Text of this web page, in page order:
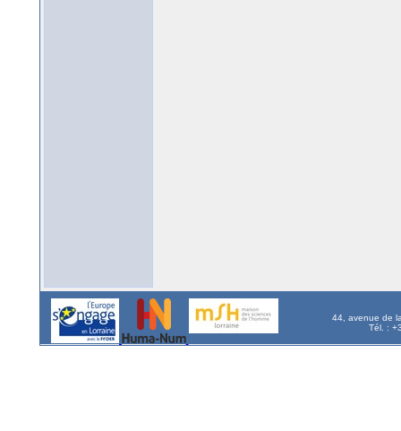
44, avenue de
Tél. :